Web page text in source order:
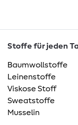
Stoffe für jeden
Baumwollstoffe
Leinenstoffe
Viskose Stoff
Sweatstoffe
Musselin